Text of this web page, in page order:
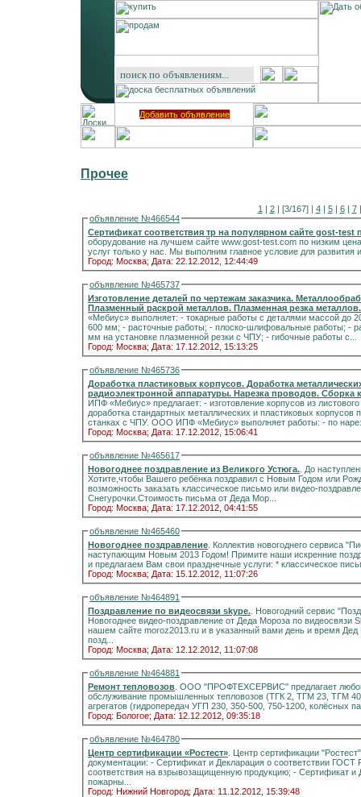
Добавить объявление
Прочее
1 | 2| [3/167] | 4| 5| 6| 7
объявление №466544
Сертификат соответствия тр на популярном сайте gost-
оборудование на лучшем сайте www.gost-test.com по низким
услуг только у нас. Мы выполним главное условие для развития
Город: Москва; Дата: 22.12.2012, 12:44:49
объявление №465737
Изготовление деталей по чертежам заказчика.
Плазменный раскрой металлов. Плазменная резка
«Мебиус» выполняет: - токарные работы с деталями массой до 20 кг; - фрезерные работы с деталями габаритами до
600 мм; - расточные работы; - плоско-шлифовальные работы; - работы по раскрою листового металла толщиной до 35
мм на установке плазменной резки с ЧПУ; - гибочные работы с...
Город: Москва; Дата: 17.12.2012, 15:13:25
объявление №465736
Доработка пластиковых корпусов. Доработка
радиоэлектронной аппаратуры. Нарезка проводов. Сборка
ИПФ «Мебиус» предлагает: - изготовление корпусов из листового металла на станках с ЧПУ по Вашим чертежам; -
доработка стандартных металлических и пластиковых корпусов под размещение
станках с ЧПУ. ООО ИПФ
Город: Москва; Дата: 17.12.2012, 15:06:41
объявление №465617
Новогоднее поздравление из Великого Устюга. . До
Хотите,чтобы Вашего ребёнка поздравил с Новым Годом или
возможность заказать классическое письмо или видео-
Снегурочки.Стоимость письма от Деда Мор...
Город: Москва; Дата: 17.12.2012, 04:41:55
объявление №465460
Новогоднее поздравление . Коллектив новогоднего сервиса
наступающим Новым 2013 Годом! Примите наши искренние
и предлагаем Вам свои
Город: Москва; Дата: 15.12.2012, 11:07:26
объявление №464891
Поздравление по видеосвязи skype. . Новогодний сервис
Новогоднее видео-поздравление от Деда Мороза по видеосвязи
нашем сайте moroz2013.ru и в указанный вами день и время
позд...
Город: Москва; Дата: 12.12.2012, 11:07:08
объявление №464881
Ремонт тепловозов . ООО "ПРОФТЕХСЕРВИС" предлагает
обслуживание промышленных тепловозов (ТГК 2, ТГМ 23, ТГМ
агрегатов (гидропередач УГП 230, 350-500, 750-1200, колёсных
Город: Бологое; Дата: 12.12.2012, 09:35:18
объявление №464780
Центр сертификации «Ростест» . Центр сертификации
документации: - Сертификат и Декларация о соответствии ГОСТ Р / техническим регламентам; - Сертификат
соответствия на взрывозащищенную продукцию; - Сертификат и Декларация пожарной безопасности, Оценка
пожарны...
Город: Нижний Новгород; Дата: 11.12.2012, 15:39:48